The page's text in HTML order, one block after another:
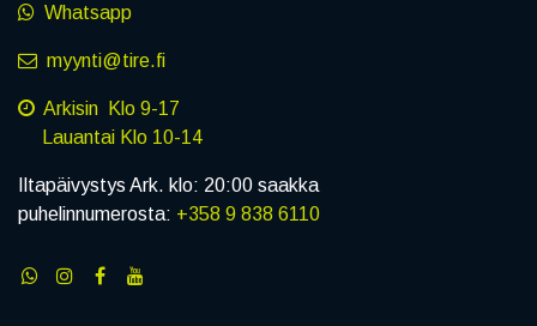
Whatsapp
myynti@tire.fi
Arkisin Klo 9-17
Lauantai Klo 10-14
Iltapäivystys Ark. klo: 20:00 saakka
puhelinnumerosta: +358 9 838 6110